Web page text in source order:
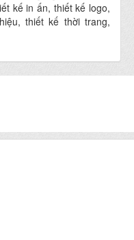
kế in ấn, thiết kế logo,
thiết kế thời trang,